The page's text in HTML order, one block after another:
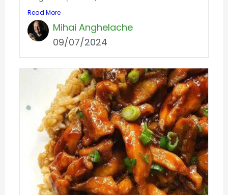
Read More
Mihai Anghelache
09/07/2024